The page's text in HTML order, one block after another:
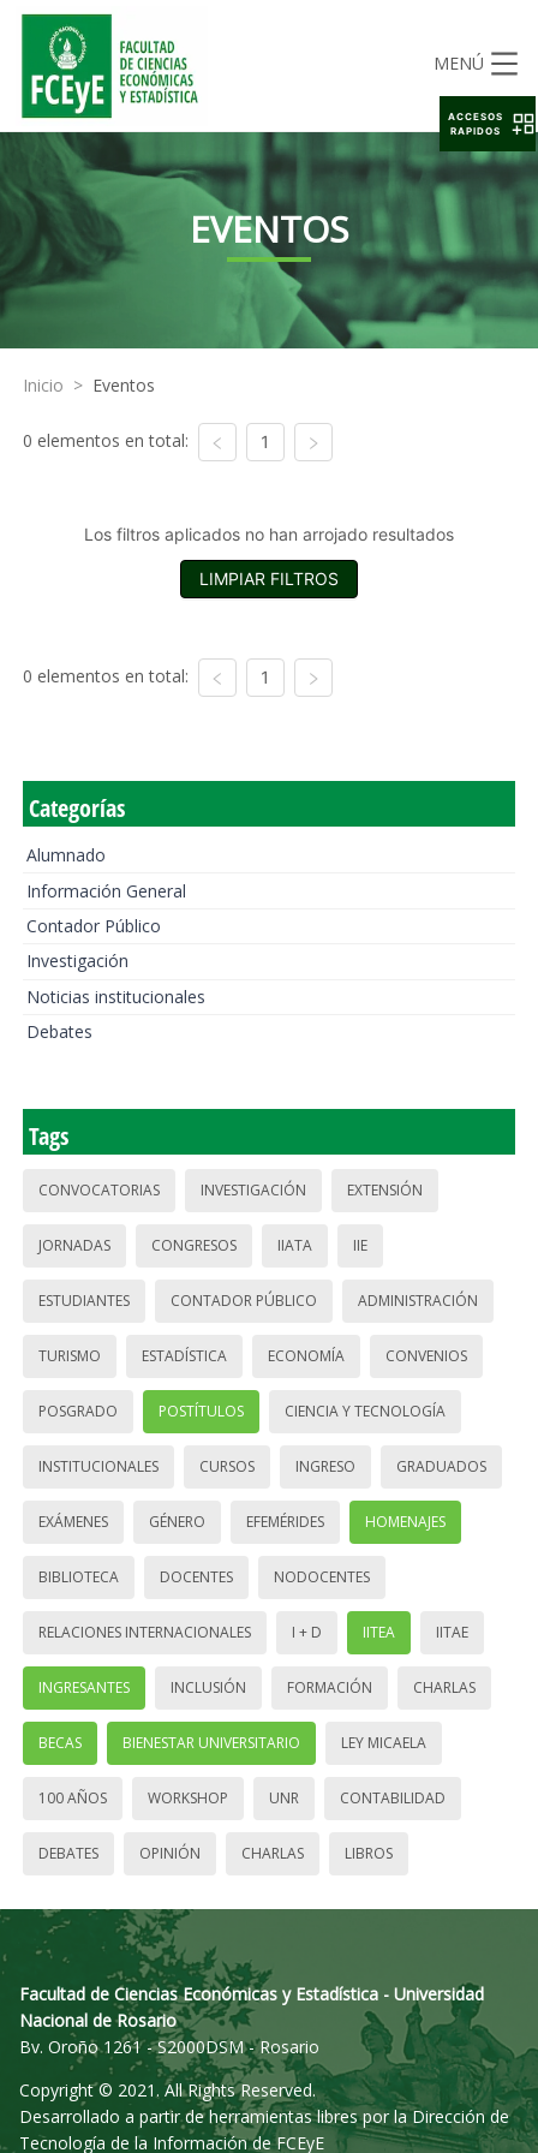
MENÚ
EVENTOS
Inicio > Eventos
0 elementos en total: 1
Los filtros aplicados no han arrojado resultados
LIMPIAR FILTROS
0 elementos en total: 1
Categorías
Alumnado
Información General
Contador Público
Investigación
Noticias institucionales
Debates
Tags
CONVOCATORIAS INVESTIGACIÓN EXTENSIÓN
JORNADAS CONGRESOS IIATA IIE
ESTUDIANTES CONTADOR PÚBLICO ADMINISTRACIÓN
TURISMO ESTADÍSTICA ECONOMÍA CONVENIOS
POSGRADO POSTÍTULOS CIENCIA Y TECNOLOGÍA
INSTITUCIONALES CURSOS INGRESO GRADUADOS
EXÁMENES GÉNERO EFEMÉRIDES HOMENAJES
BIBLIOTECA DOCENTES NODOCENTES
RELACIONES INTERNACIONALES I + D IITEA IITAE
INGRESANTES INCLUSIÓN FORMACIÓN CHARLAS
BECAS BIENESTAR UNIVERSITARIO LEY MICAELA
100 AÑOS WORKSHOP UNR CONTABILIDAD
DEBATES OPINIÓN CHARLAS LIBROS
Facultad de Ciencias Económicas y Estadística - Universidad
Nacional de Rosario
Bv. Oroño 1261 - S2000DSM - Rosario
Copyright © 2021. All Rights Reserved.
Desarrollado a partir de herramientas libres por la Dirección de
Tecnología de la Información de FCEyE
ACCESOS
RAPIDOS